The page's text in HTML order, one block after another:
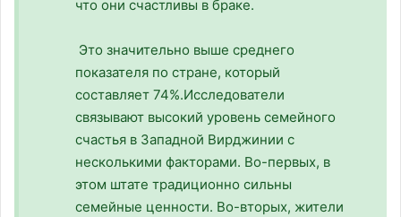
что они счастливы в браке.
Это значительно выше среднего
показателя по стране, который
составляет 74%.Исследователи
связывают высокий уровень семейного
счастья в Западной Вирджинии с
несколькими факторами. Во-первых, в
этом штате традиционно сильны
семейные ценности. Во-вторых, жители